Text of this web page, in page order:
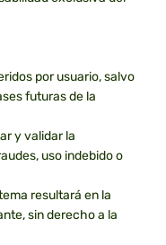
por usuario, salvo
futuras de la
y validar la
uso indebido o
resultará en la
sin derecho a la